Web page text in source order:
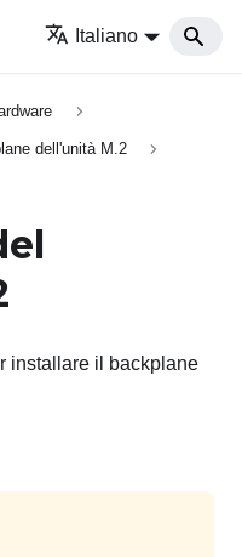
Italiano
dell'unità M.2
installare il backplane